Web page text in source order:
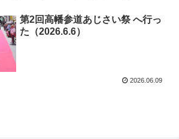
第2回高幡参道あじさい祭 へ行っ
た（2026.6.6）
2026.06.09